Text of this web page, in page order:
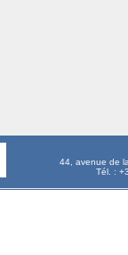
44, avenue de
Tél. :